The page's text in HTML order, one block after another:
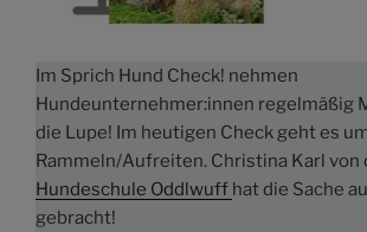
Im Sprich Hund Check! nehmen
Hundeunternehmer:innen regelmäßig
die Lupe! Im heutigen Check geht es
Rammeln/Aufreiten. Christina Karl von
Hundeschule Oddlwuff hat die Sache
gebracht!